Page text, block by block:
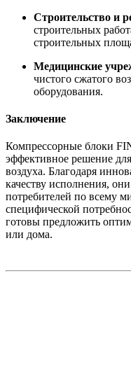
Строительство и
строительных
строительных
Медицинские
чистого сжатого
оборудования.
Заключение
Компрессорные блоки
эффективное решение
воздуха. Благодаря
качеству исполнения,
потребителей по всему
специфической
готовы предложить
или дома.